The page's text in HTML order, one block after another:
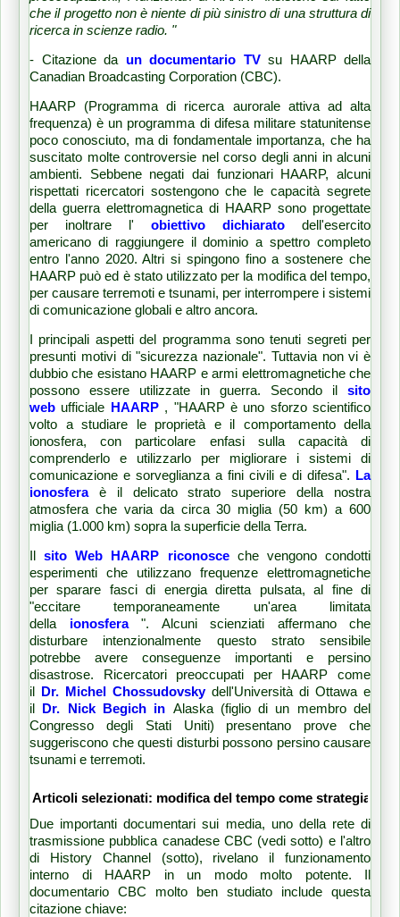
che il progetto non è niente di più sinistro di una struttura di
ricerca in scienze radio. "
- Citazione da un documentario TVsu HAARP della
Canadian Broadcasting Corporation (CBC).
HAARP (Programma di ricerca aurorale attiva ad alta
frequenza) è un programma di difesa militare statunitense
poco conosciuto, ma di fondamentale importanza, che ha
suscitato molte controversie nel corso degli anni in alcuni
ambienti. Sebbene negati dai funzionari HAARP, alcuni
rispettati ricercatori sostengono che le capacità segrete
della guerra elettromagnetica di HAARP sono progettate
per inoltrare l' obiettivo dichiarato dell'esercito
americano di raggiungere il dominio a spettro completo
entro l'anno 2020. Altri si spingono fino a sostenere che
HAARP può ed è stato utilizzato per la modifica del tempo,
per causare terremoti e tsunami, per interrompere i sistemi
di comunicazione globali e altro ancora.
I principali aspetti del programma sono tenuti segreti per
presunti motivi di "sicurezza nazionale". Tuttavia non vi è
dubbio che esistano HAARP e armi elettromagnetiche che
possono essere utilizzate in guerra. Secondo il sito
web ufficiale HAARP, "HAARP è uno sforzo scientifico
volto a studiare le proprietà e il comportamento della
ionosfera, con particolare enfasi sulla capacità di
comprenderlo e utilizzarlo per migliorare i sistemi di
comunicazione e sorveglianza a fini civili e di difesa". La
ionosferaè il delicato strato superiore della nostra
atmosfera che varia da circa 30 miglia (50 km) a 600
miglia (1.000 km) sopra la superficie della Terra.
Ilsito Web HAARP riconosceche vengono condotti
esperimenti che utilizzano frequenze elettromagnetiche
per sparare fasci di energia diretta pulsata, al fine di
"eccitare temporaneamente un'area limitata
della ionosfera". Alcuni scienziati affermano che
disturbare intenzionalmente questo strato sensibile
potrebbe avere conseguenze importanti e persino
disastrose. Ricercatori preoccupati per HAARP come
il Dr. Michel Chossudovskydell'Università di Ottawa e
il Dr. Nick Begich in Alaska (figlio di un membro del
Congresso degli Stati Uniti) presentano prove che
suggeriscono che questi disturbi possono persino causare
tsunami e terremoti.
Articoli selezionati: modifica del tempo come strategia
Due importanti documentari sui media, uno della rete di
trasmissione pubblica canadese CBC (vedi sotto) e l'altro
di History Channel (sotto), rivelano il funzionamento
interno di HAARP in un modo molto potente. Il
documentario CBC molto ben studiato include questa
citazione chiave: